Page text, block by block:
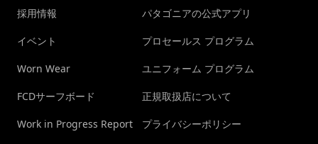
採用情報
イベント
Worn Wear
FCDサーフボード
Work in Progress Report
パタゴニアの公式アプリ
プロセールス プログラム
ユニフォーム プログラム
正規取扱店について
プライバシーポリシー